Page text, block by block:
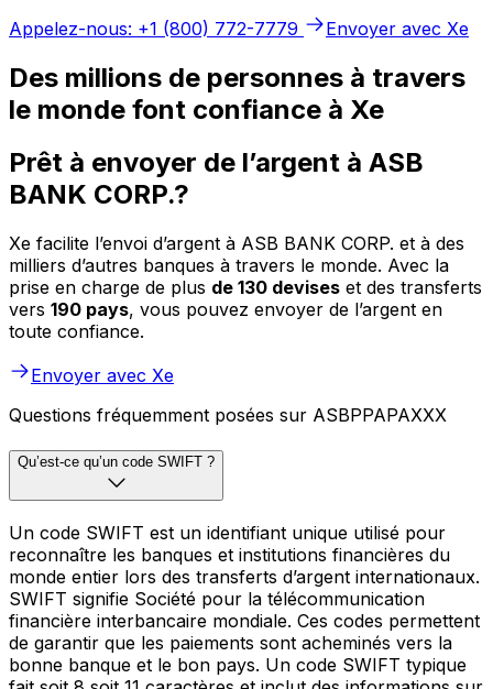
Appelez-nous: +1 (800) 772-7779
Envoyer avec Xe
Des millions de personnes à travers
le monde font confiance à Xe
Prêt à envoyer de l’argent à ASB
BANK CORP.?
Xe facilite l’envoi d’argent à ASB BANK CORP. et à des
milliers d’autres banques à travers le monde. Avec la
prise en charge de plus de 130 devises et des transferts
vers 190 pays, vous pouvez envoyer de l’argent en
toute confiance.
Envoyer avec Xe
Questions fréquemment posées sur ASBPPAPAXXX
Qu’est-ce qu’un code SWIFT ?
Un code SWIFT est un identifiant unique utilisé pour
reconnaître les banques et institutions financières du
monde entier lors des transferts d’argent internationaux.
SWIFT signifie Société pour la télécommunication
financière interbancaire mondiale. Ces codes permettent
de garantir que les paiements sont acheminés vers la
bonne banque et le bon pays. Un code SWIFT typique